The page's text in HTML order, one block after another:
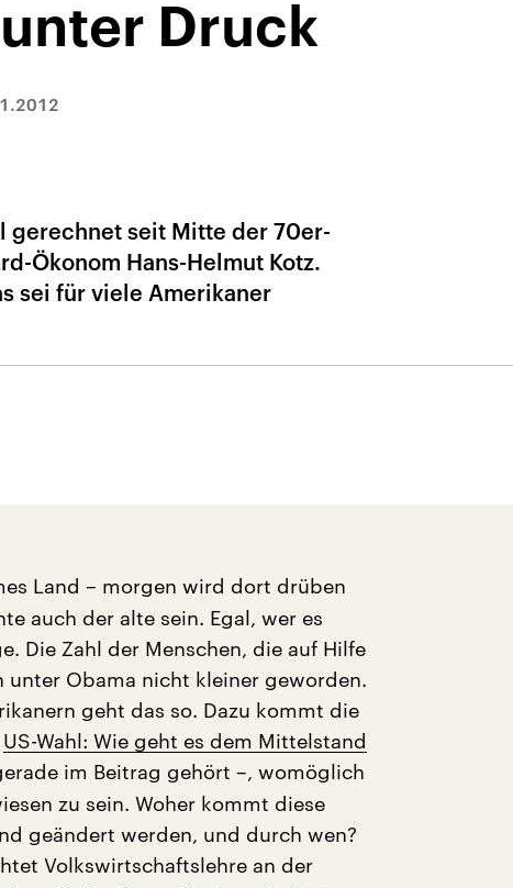
Druck
gerechnet seit Mitte der 70er-
Ökonom Hans-Helmut Kotz.
sei für viele Amerikaner
Land – morgen wird dort drüben
auch der alte sein. Egal, wer es
Die Zahl der Menschen, die auf Hilfe
Obama nicht kleiner geworden.
geht das so. Dazu kommt die
US-Wahl: Wie geht es dem Mittelstand
im Beitrag gehört –, womöglich
zu sein. Woher kommt diese
geändert werden, und durch wen?
Volkswirtschaftslehre an der